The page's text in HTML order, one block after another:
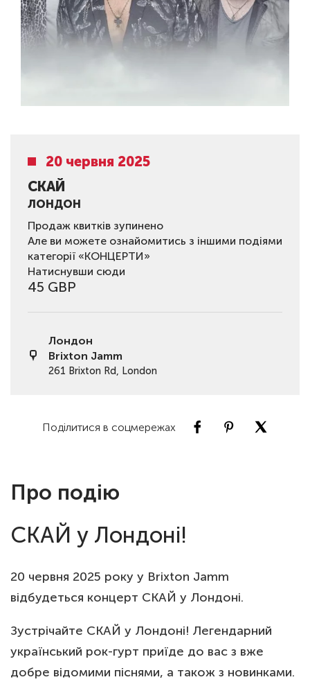
20 червня 2025
СКАЙ
ЛОНДОН
Продаж квитків зупинено
Але ви можете ознайомитись з іншими подіями
категорії «КОНЦЕРТИ»
Натиснувши сюди
45 GBP
Лондон
Brixton Jamm
261 Brixton Rd, London
Поділитися в соцмережах
Про подію
СКАЙ у Лондоні!
20 червня 2025 року у Brixton Jamm
відбудеться концерт СКАЙ у Лондоні.
Зустрічайте СКАЙ у Лондоні! Легендарний
український рок-гурт приїде до вас з вже
добре відомими піснями, а також з новинками.